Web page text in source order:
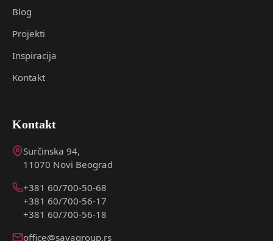
Blog
Projekti
Inspiracija
Kontakt
Kontakt
Surčinska 94,
11070 Novi Beograd
+381 60/700-50-68
+381 60/700-56-17
+381 60/700-56-18
office@sayagroup.rs